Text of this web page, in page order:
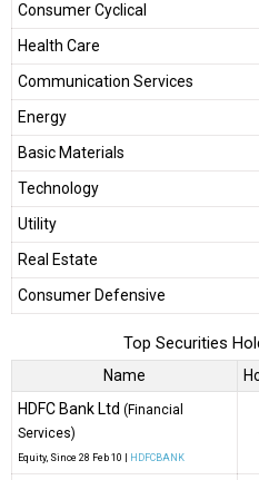
Consumer Cyclical
Health Care
Communication Services
Energy
Basic Materials
Technology
Utility
Real Estate
Consumer Defensive
Top Securities
Name
HDFC Bank Ltd (Financial
Services)
Equity , Since 28 Feb 10 | HDFCBANK